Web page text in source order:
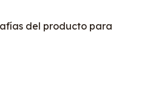
del producto para